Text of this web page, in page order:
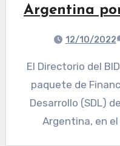
Argentina
12/10/2022
El Directorio del BID aprobó este miércoles un
paquete de
Desarrollo (SDL)
Argentina, en